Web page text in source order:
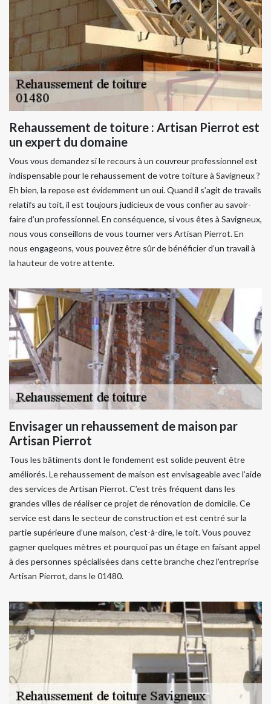
Rehaussement de toiture : Artisan Pierrot est
un expert du domaine
Vous vous demandez si le recours à un couvreur professionnel est
indispensable pour le rehaussement de votre toiture à Savigneux ?
Eh bien, la repose est évidemment un oui. Quand il s’agit de travails
relatifs au toit, il est toujours judicieux de vous confier au savoir-
faire d’un professionnel. En conséquence, si vous êtes à Savigneux,
nous vous conseillons de vous tourner vers Artisan Pierrot. En
nous engageons, vous pouvez être sûr de bénéficier d’un travail à
la hauteur de votre attente.
Envisager un rehaussement de maison par
Artisan Pierrot
Tous les bâtiments dont le fondement est solide peuvent être
améliorés. Le rehaussement de maison est envisageable avec l’aide
des services de Artisan Pierrot. C’est très fréquent dans les
grandes villes de réaliser ce projet de rénovation de domicile. Ce
service est dans le secteur de construction et est centré sur la
partie supérieure d’une maison, c’est-à-dire, le toit. Vous pouvez
gagner quelques mètres et pourquoi pas un étage en faisant appel
à des personnes spécialisées dans cette branche chez l'entreprise
Artisan Pierrot, dans le 01480.